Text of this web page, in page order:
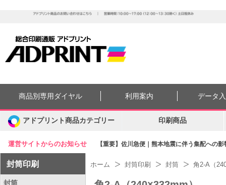
運営サイトからのお知らせ 【重要】佐川急便｜熊本地震に伴う集配への
商品別専用ダイヤル 利用案内 データ
アドプリント商品カテゴリー 印刷商品
封筒印刷
封筒
ホーム 封筒印刷 封筒 角2-A（